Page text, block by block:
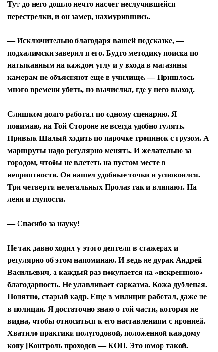
Тут до него дошло нечто насчет неслучившейся
перестрелки, и он замер, нахмурившись.
— Исключительно благодаря вашей подсказке, —
подхалимски заверил я его. Будто методику поиска по
натыканным на каждом углу и у входа в магазины
камерам не объясняют еще в училище. — Пришлось
много времени убить, но вычислил, где у него выход.
Слишком долго работал по одному сценарию. Я
понимаю, на Той Стороне не всегда удобно гулять.
Привык Шалый ходить по парочке тропинок с грузом. А
маршруты надо регулярно менять. И желательно за
городом, чтобы не влететь на пустом месте в
неприятности. Он нашел удобные точки и успокоился.
Три четверти нелегальных Пролаз так и влипают. На
лени и глупости.
— Спасибо за науку!
Не так давно ходил у этого деятеля в стажерах и
регулярно об этом напоминаю. И ведь не дурак Андрей
Васильевич, а каждый раз покупается на «искреннюю»
благодарность. Не улавливает сарказма. Кожа дубленая.
Понятно, старый кадр. Еще в милиции работал, даже не
в полиции. Я достаточно знаю о той части, которая не
видна, чтобы относиться к его наставлениям с иронией.
Хватило практики полугодовой, положенной каждому
копу [Контроль проходов — КОП. Это юмор такой.